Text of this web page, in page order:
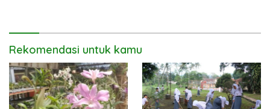
Rekomendasi untuk kamu